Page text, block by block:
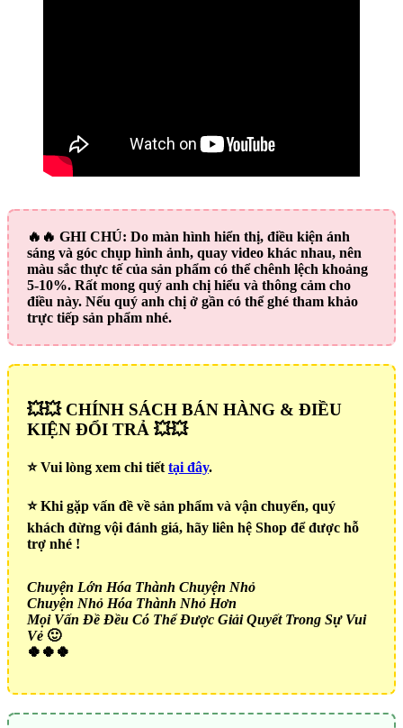
🔥🔥 GHI CHÚ: Do màn hình hiển thị, điều kiện ánh
sáng và góc chụp hình ảnh, quay video khác nhau, nên
màu sắc thực tế của sản phẩm có thể chênh lệch khoảng
5-10%. Rất mong quý anh chị hiểu và thông cảm cho
điều này. Nếu quý anh chị ở gần có thể ghé tham khảo
trực tiếp sản phẩm nhé.
💥💥 CHÍNH SÁCH BÁN HÀNG & ĐIỀU
KIỆN ĐỔI TRẢ 💥💥
⭐️ Vui lòng xem chi tiết tại đây.
⭐️ Khi gặp vấn đề về sản phẩm và vận chuyển, quý
khách đừng vội đánh giá, hãy liên hệ Shop để được hỗ
trợ nhé !
Chuyện Lớn Hóa Thành Chuyện Nhỏ
Chuyện Nhỏ Hóa Thành Nhỏ Hơn
Mọi Vấn Đề Đều Có Thể Được Giải Quyết Trong Sự Vui
Vẻ 🙂
🍀🍀🍀